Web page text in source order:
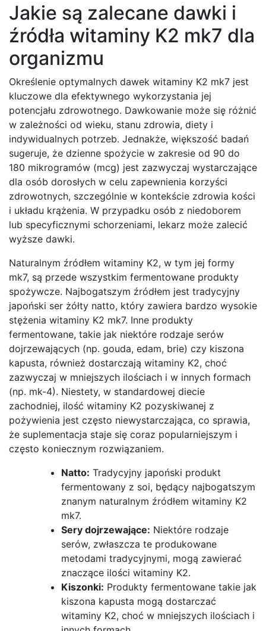
Jakie są zalecane dawki i
źródła witaminy K2 mk7 dla
organizmu
Określenie optymalnych dawek witaminy K2 mk7 jest
kluczowe dla efektywnego wykorzystania jej
potencjału zdrowotnego. Dawkowanie może się różnić
w zależności od wieku, stanu zdrowia, diety i
indywidualnych potrzeb. Jednakże, większość badań
sugeruje, że dzienne spożycie w zakresie od 90 do
180 mikrogramów (mcg) jest zazwyczaj wystarczające
dla osób dorosłych w celu zapewnienia korzyści
zdrowotnych, szczególnie w kontekście zdrowia kości
i układu krążenia. W przypadku osób z niedoborem
lub specyficznymi schorzeniami, lekarz może zalecić
wyższe dawki.
Naturalnym źródłem witaminy K2, w tym jej formy
mk7, są przede wszystkim fermentowane produkty
spożywcze. Najbogatszym źródłem jest tradycyjny
japoński ser żółty natto, który zawiera bardzo wysokie
stężenia witaminy K2 mk7. Inne produkty
fermentowane, takie jak niektóre rodzaje serów
dojrzewających (np. gouda, edam, brie) czy kiszona
kapusta, również dostarczają witaminy K2, choć
zazwyczaj w mniejszych ilościach i w innych formach
(np. mk-4). Niestety, w standardowej diecie
zachodniej, ilość witaminy K2 pozyskiwanej z
pożywienia jest często niewystarczająca, co sprawia,
że suplementacja staje się coraz popularniejszym i
często koniecznym rozwiązaniem.
Natto: Tradycyjny japoński produkt
fermentowany z soi, będący najbogatszym
znanym naturalnym źródłem witaminy K2
mk7.
Sery dojrzewające: Niektóre rodzaje
serów, zwłaszcza te produkowane
metodami tradycyjnymi, mogą zawierać
znaczące ilości witaminy K2.
Kiszonki: Produkty fermentowane takie jak
kiszona kapusta mogą dostarczać
witaminy K2, choć w mniejszych ilościach i